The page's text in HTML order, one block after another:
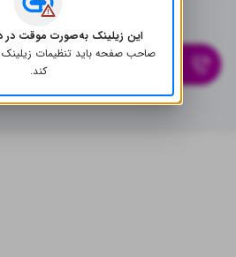
راه‌های ارتباطی
این زیلینک به‌صورت موقت
صاحب صفحه باید تنظیمات زیلینک
کند.